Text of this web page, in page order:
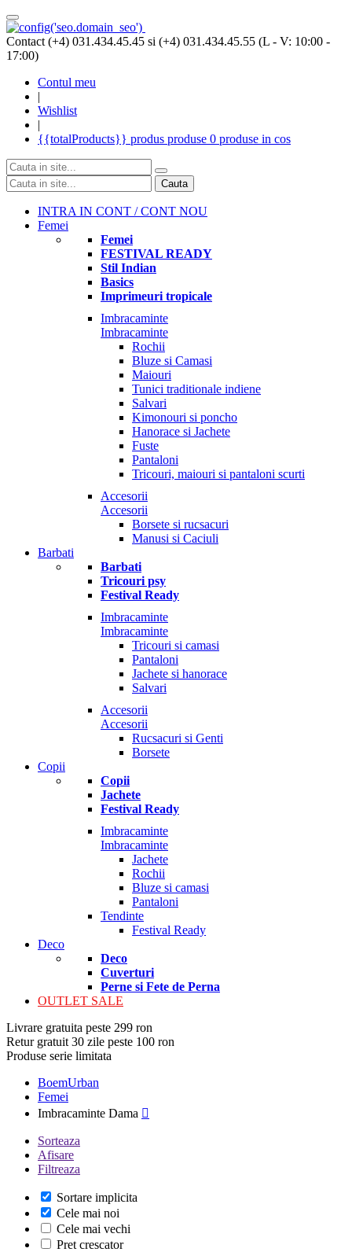
Contact (+4) 031.434.45.45 si (+4) 031.434.45.55 (L - V: 10:00 -
17:00)
Contul meu
|
Wishlist
|
{{totalProducts}} produs produse 0 produse in cos
Cauta
INTRA IN CONT / CONT NOU
Femei
Femei
FESTIVAL READY
Stil Indian
Basics
Imprimeuri tropicale
Imbracaminte
Imbracaminte
Rochii
Bluze si Camasi
Maiouri
Tunici traditionale indiene
Salvari
Kimonouri si poncho
Hanorace si Jachete
Fuste
Pantaloni
Tricouri, maiouri si pantaloni scurti
Accesorii
Accesorii
Borsete si rucsacuri
Manusi si Caciuli
Barbati
Barbati
Tricouri psy
Festival Ready
Imbracaminte
Imbracaminte
Tricouri si camasi
Pantaloni
Jachete si hanorace
Salvari
Accesorii
Accesorii
Rucsacuri si Genti
Borsete
Copii
Copii
Jachete
Festival Ready
Imbracaminte
Imbracaminte
Jachete
Rochii
Bluze si camasi
Pantaloni
Tendinte
Festival Ready
Deco
Deco
Cuverturi
Perne si Fete de Perna
OUTLET SALE
Livrare gratuita peste 299 ron
Retur gratuit 30 zile peste 100 ron
Produse serie limitata
BoemUrban
Femei
Imbracaminte Dama 
Sorteaza
Afisare
Filtreaza
Sortare implicita
Cele mai noi
Cele mai vechi
Pret crescator